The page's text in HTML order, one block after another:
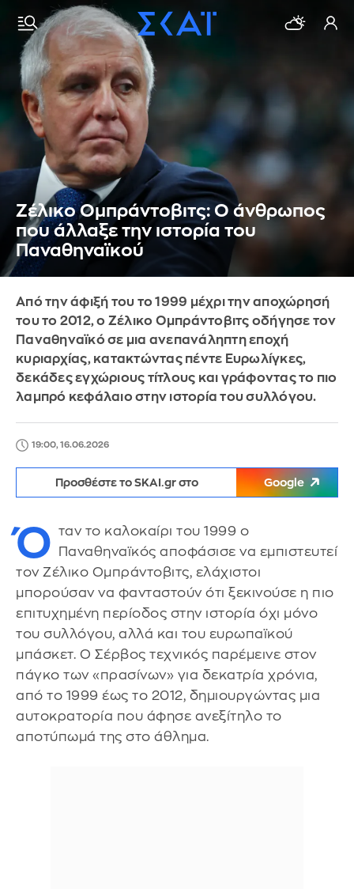
Ζέλικο Ομπράντοβιτς: Ο άνθρωπος
που άλλαξε την ιστορία του
Παναθηναϊκού
Από την άφιξή του το 1999 μέχρι την αποχώρησή
του το 2012, ο Ζέλικο Ομπράντοβιτς οδήγησε τον
Παναθηναϊκό σε μια ανεπανάληπτη εποχή
κυριαρχίας, κατακτώντας πέντε Ευρωλίγκες,
δεκάδες εγχώριους τίτλους και γράφοντας το πιο
λαμπρό κεφάλαιο στην ιστορία του συλλόγου.
19:00, 16.06.2026
Προσθέστε το SKAI.gr στο Google
Ό ταν το καλοκαίρι του 1999 ο
Παναθηναϊκός αποφάσισε να εμπιστευτεί
τον Ζέλικο Ομπράντοβιτς, ελάχιστοι
μπορούσαν να φανταστούν ότι ξεκινούσε η πιο
επιτυχημένη περίοδος στην ιστορία όχι μόνο
του συλλόγου, αλλά και του ευρωπαϊκού
μπάσκετ. Ο Σέρβος τεχνικός παρέμεινε στον
πάγκο των «πρασίνων» για δεκατρία χρόνια,
από το 1999 έως το 2012, δημιουργώντας μια
αυτοκρατορία που άφησε ανεξίτηλο το
αποτύπωμά της στο άθλημα.